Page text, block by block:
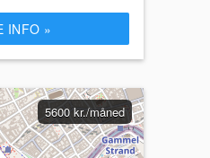
INFO »
5600 kr./måned